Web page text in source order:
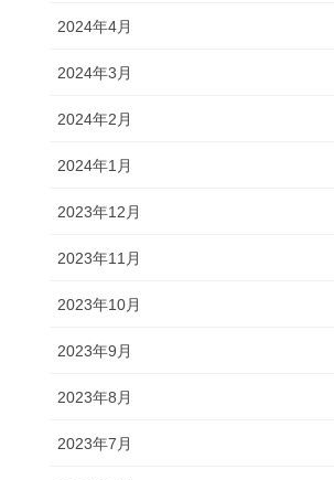
2024年4月
2024年3月
2024年2月
2024年1月
2023年12月
2023年11月
2023年10月
2023年9月
2023年8月
2023年7月